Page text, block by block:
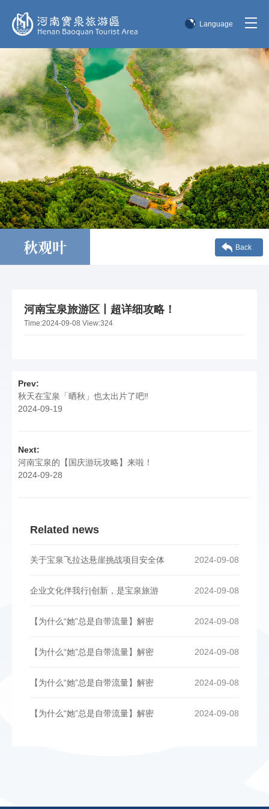
Language
English
한국어
日本語
秋观叶 Back
河南宝泉旅游区丨超详细攻略！
Time:2024-09-08 View:324
Prev:
秋天在宝泉「晒秋」也太出片了吧‼️
2024-09-19
Next:
河南宝泉的【国庆游玩攻略】来啦！
2024-09-28
Related news
2024-09-08
关于宝泉飞拉达悬崖挑战项目安全体
2024-09-08
企业文化伴我行|创新，是宝泉旅游
2024-09-08
【为什么“她”总是自带流量】解密
2024-09-08
【为什么“她”总是自带流量】解密
2024-09-08
【为什么“她”总是自带流量】解密
2024-09-08
【为什么“她”总是自带流量】解密